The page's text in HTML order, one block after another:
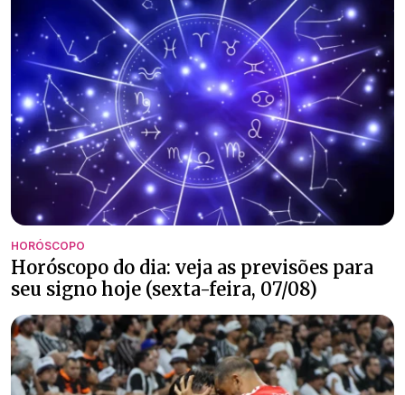
HORÓSCOPO
Horóscopo do dia: veja as previsões para
seu signo hoje (sexta-feira, 07/08)